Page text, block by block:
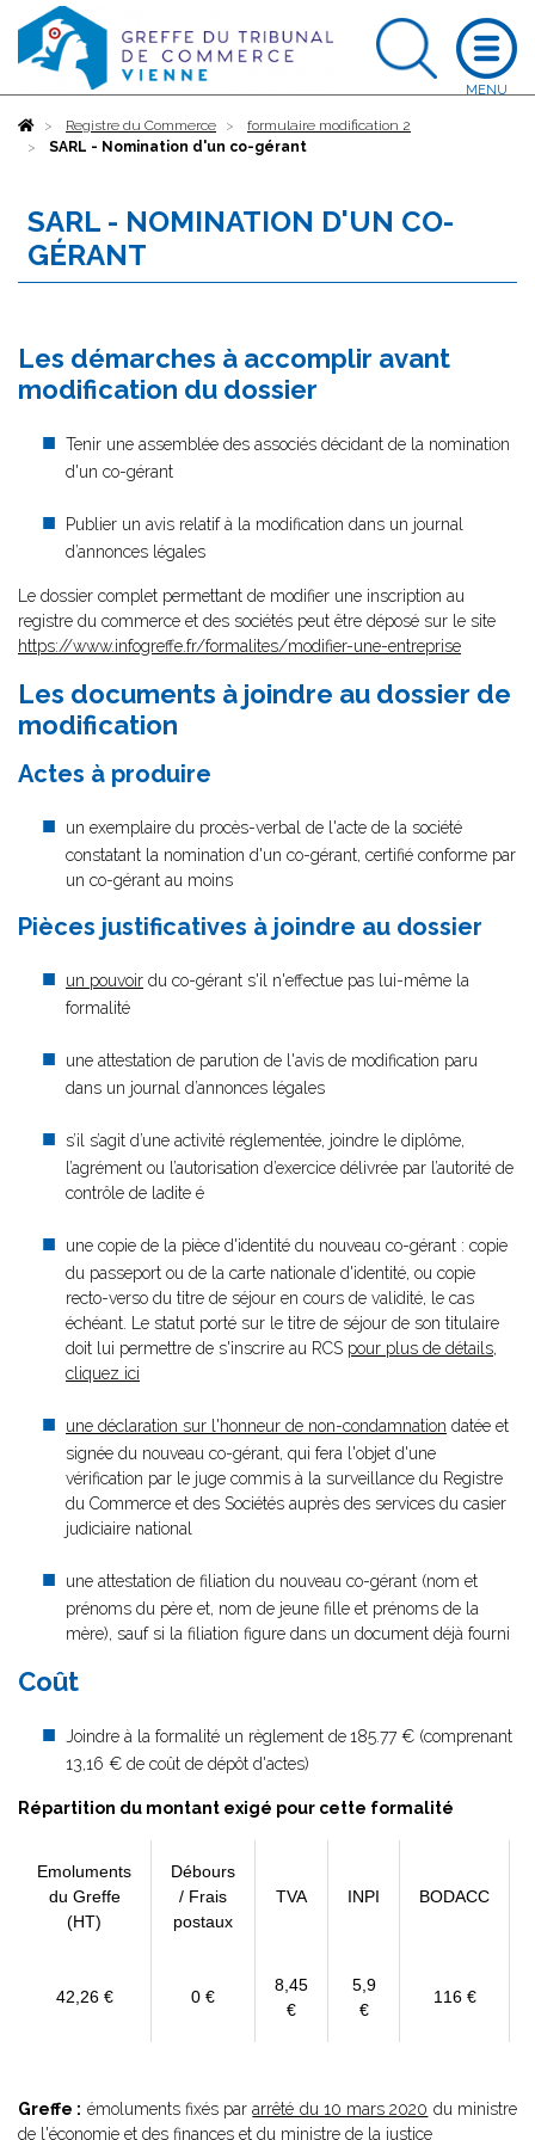
AccueilRegistre du Commerce
formulaire modification 2
SARL - Nomination d'un co-gérant
SARL - NOMINATION D'UN CO-
GÉRANT
Les démarches à accomplir avant
modification du dossier
Tenir une assemblée des associés décidant de la nomination
d'un co-gérant
Publier un avis relatif à la modification dans un journal
d’annonces légales
Le dossier complet permettant de modifier une inscription au
registre du commerce et des sociétés peut être déposé sur le site
https://www.infogreffe.fr/formalites/modifier-une-entreprise
Les documents à joindre au dossier de
modification
Actes à produire
un exemplaire du procès-verbal de l'acte de la société
constatant la nomination d'un co-gérant, certifié conforme par
un co-gérant au moins
Pièces justificatives à joindre au dossier
un pouvoir du co-gérant s'il n'effectue pas lui-même la
formalité
une attestation de parution de l'avis de modification paru
dans un journal d’annonces légales
s’il s’agit d’une activité réglementée, joindre le diplôme,
l’agrément ou l’autorisation d’exercice délivrée par l’autorité de
contrôle de ladite é
une copie de la pièce d'identité du nouveau co-gérant : copie
du passeport ou de la carte nationale d'identité, ou copie
recto-verso du titre de séjour en cours de validité, le cas
échéant. Le statut porté sur le titre de séjour de son titulaire
doit lui permettre de s'inscrire au RCS pour plus de détails,
cliquez ici
une déclaration sur l'honneur de non-condamnation datée et
signée du nouveau co-gérant, qui fera l'objet d'une
vérification par le juge commis à la surveillance du Registre
du Commerce et des Sociétés auprès des services du casier
judiciaire national
une attestation de filiation du nouveau co-gérant (nom et
prénoms du père et, nom de jeune fille et prénoms de la
mère), sauf si la filiation figure dans un document déjà fourni
Coût
Joindre à la formalité un règlement de185.77 € (comprenant
13,16 € de coût de dépôt d'actes)
Répartition du montant exigé pour cette formalité
Emoluments
du Greffe
(HT)
Débours
/ Frais
postaux
TVA INPI BODACC
42,26 € 0 €
8,45
€
5,9
€
116 €
Greffe : émoluments fixés pararrêté du 10 mars 2020 du ministre
de l'économie et des finances et du ministre de la justice